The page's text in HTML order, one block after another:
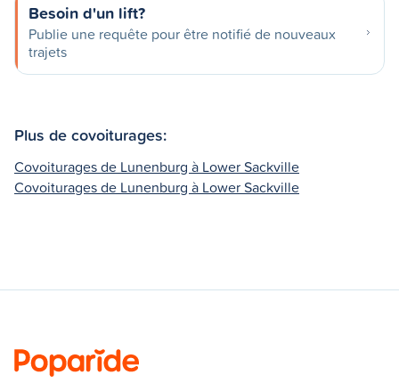
Besoin d'un lift?
Publie une requête pour être notifié de nouveaux
trajets
Plus de covoiturages:
Covoiturages de Lunenburg à Lower Sackville
Covoiturages de Lunenburg à Lower Sackville